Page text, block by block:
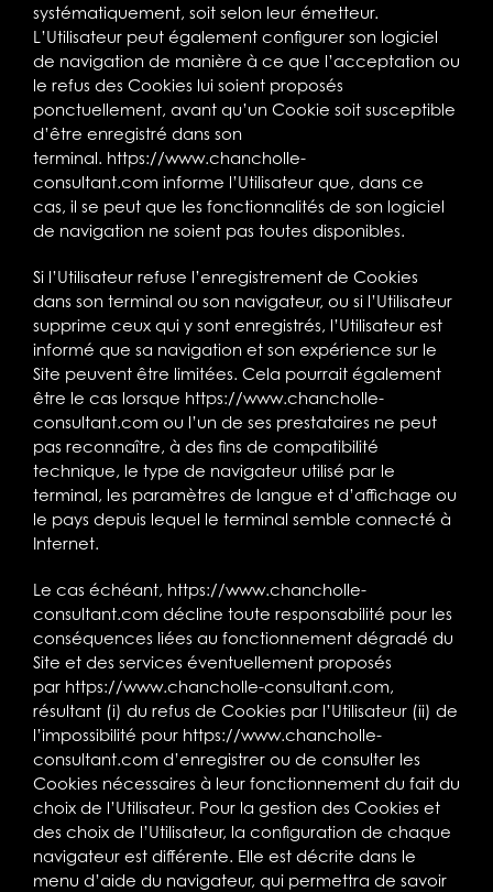
systématiquement, soit selon leur émetteur.
L’Utilisateur peut également configurer son logiciel
de navigation de manière à ce que l’acceptation ou
le refus des Cookies lui soient proposés
ponctuellement, avant qu’un Cookie soit susceptible
d’être enregistré dans son
terminal. https://www.chancholle-
consultant.com informe l’Utilisateur que, dans ce
cas, il se peut que les fonctionnalités de son logiciel
de navigation ne soient pas toutes disponibles.
Si l’Utilisateur refuse l’enregistrement de Cookies
dans son terminal ou son navigateur, ou si l’Utilisateur
supprime ceux qui y sont enregistrés, l’Utilisateur est
informé que sa navigation et son expérience sur le
Site peuvent être limitées. Cela pourrait également
être le cas lorsque https://www.chancholle-
consultant.com ou l’un de ses prestataires ne peut
pas reconnaître, à des fins de compatibilité
technique, le type de navigateur utilisé par le
terminal, les paramètres de langue et d’affichage ou
le pays depuis lequel le terminal semble connecté à
Internet.
Le cas échéant, https://www.chancholle-
consultant.com décline toute responsabilité pour les
conséquences liées au fonctionnement dégradé du
Site et des services éventuellement proposés
par https://www.chancholle-consultant.com,
résultant (i) du refus de Cookies par l’Utilisateur (ii) de
l’impossibilité pour https://www.chancholle-
consultant.com d’enregistrer ou de consulter les
Cookies nécessaires à leur fonctionnement du fait du
choix de l’Utilisateur. Pour la gestion des Cookies et
des choix de l’Utilisateur, la configuration de chaque
navigateur est différente. Elle est décrite dans le
menu d’aide du navigateur, qui permettra de savoir